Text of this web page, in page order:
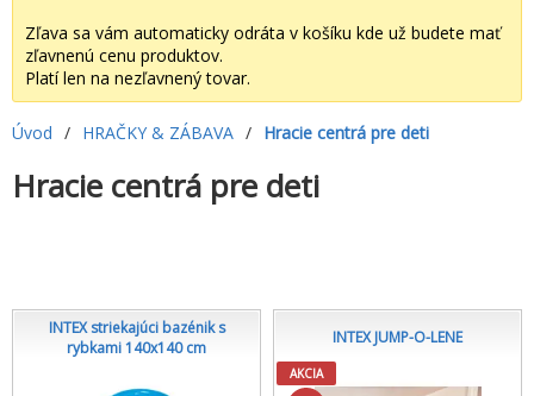
Zľava sa vám automaticky odráta v košíku kde už budete mať
zľavnenú cenu produktov.
Platí len na nezľavnený tovar.
Úvod / HRAČKY & ZÁBAVA / Hracie centrá pre deti
Hracie centrá pre deti
INTEX striekajúci bazénik s
rybkami 140x140 cm
INTEX JUMP-O-LENE
AKCIA